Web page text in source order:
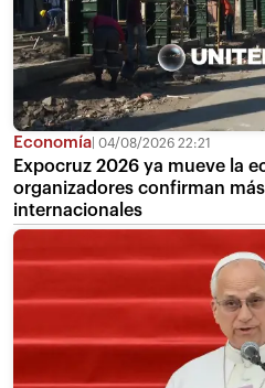
Economía 04/08/2026 22:21
Expocruz 2026 ya mueve la
organizadores confirman
internacionales